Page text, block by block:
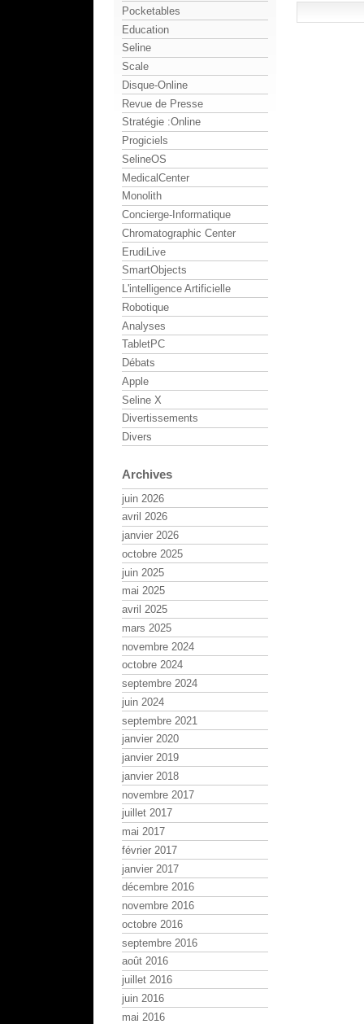
Pocketables
Education
Seline
Scale
Disque-Online
Revue de Presse
Stratégie :Online
Progiciels
SelineOS
MedicalCenter
Monolith
Concierge-Informatique
Chromatographic Center
ErudiLive
SmartObjects
L'intelligence Artificielle
Robotique
Analyses
TabletPC
Débats
Apple
Seline X
Divertissements
Divers
Archives
juin 2026
avril 2026
janvier 2026
octobre 2025
juin 2025
mai 2025
avril 2025
mars 2025
novembre 2024
octobre 2024
septembre 2024
juin 2024
septembre 2021
janvier 2020
janvier 2019
janvier 2018
novembre 2017
juillet 2017
mai 2017
février 2017
janvier 2017
décembre 2016
novembre 2016
octobre 2016
septembre 2016
août 2016
juillet 2016
juin 2016
mai 2016